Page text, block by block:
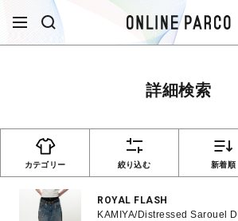
詳細検索
カテゴリー 絞り込む 新着順
ROYAL FLASH
KAMIYA/Distressed Sarouel